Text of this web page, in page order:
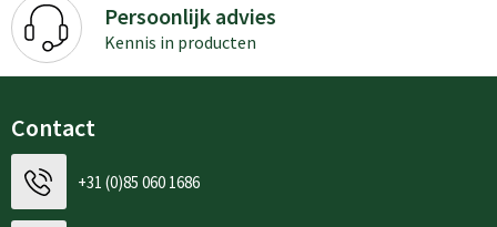
Persoonlijk advies
Kennis in producten
Contact
+31 (0)85 060 1686